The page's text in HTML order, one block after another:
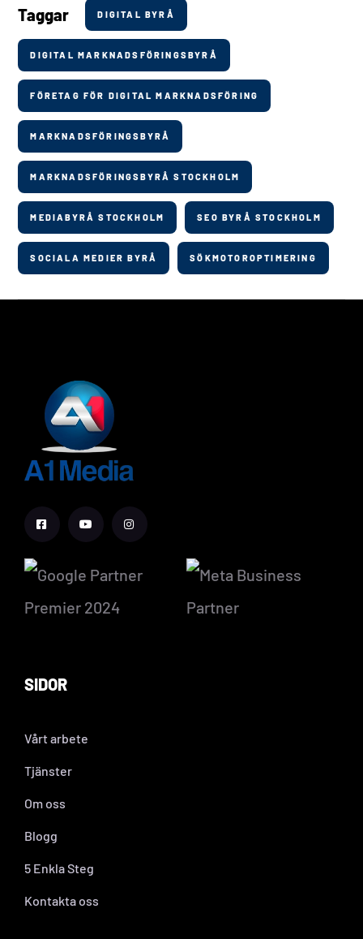
Taggar DIGITAL BYRÅ
DIGITAL MARKNADSFÖRINGSBYRÅ
FÖRETAG FÖR DIGITAL MARKNADSFÖRING
MARKNADSFÖRINGSBYRÅ
MARKNADSFÖRINGSBYRÅ STOCKHOLM
MEDIABYRÅ STOCKHOLM SEO BYRÅ STOCKHOLM
SOCIALA MEDIER BYRÅ SÖKMOTOROPTIMERING
SIDOR
Vårt arbete
Tjänster
Om oss
Blogg
5 Enkla Steg
Kontakta oss